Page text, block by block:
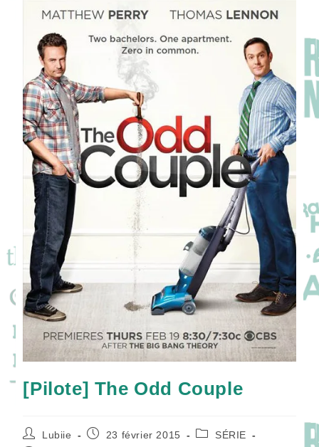
[Pilote] The Odd Couple
Auteur/autrice
Lubiie
Publication
23 février 2015
PostSÉRIE